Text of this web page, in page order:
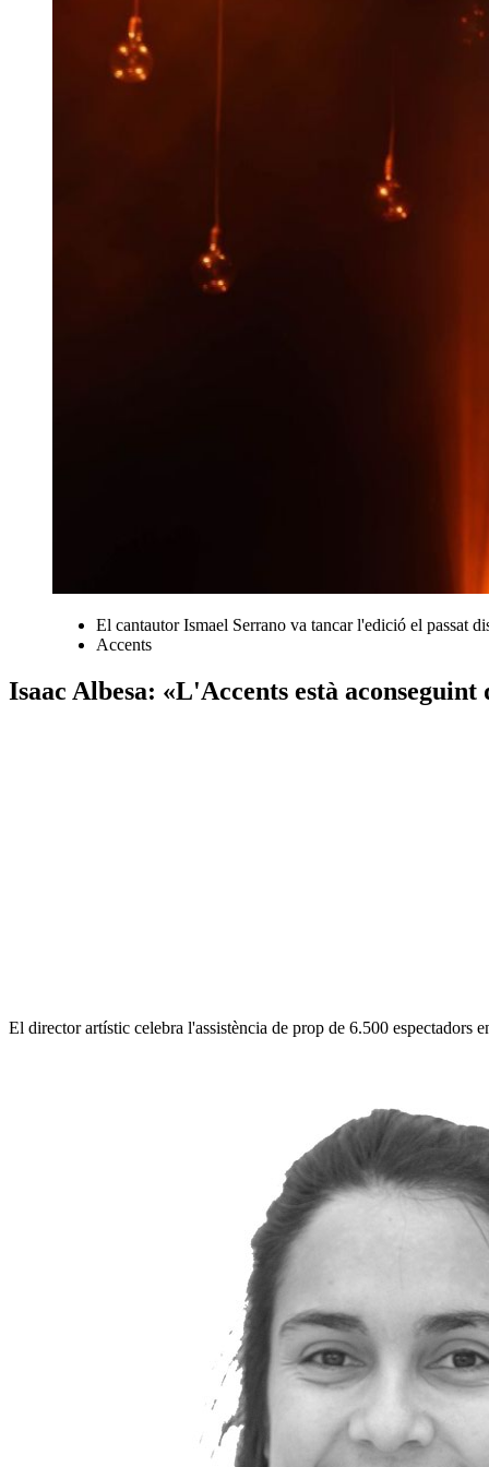
El cantautor Ismael Serrano va tancar l'edició el passat
Accents
Isaac Albesa: «L'Accents està
El director artístic celebra l'assistència de prop de 6.500